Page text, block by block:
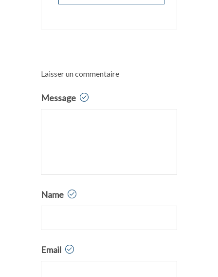
Laisser un commentaire
Message
Name
Email